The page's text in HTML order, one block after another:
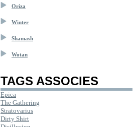
Oriza
Winter
Shamash
Wotan
TAGS ASSOCIES
Epica
The Gathering
Stratovarius
Dirty Shirt